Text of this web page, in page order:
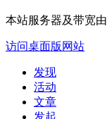
本站服务器及带宽由
访问桌面版网站
发现
活动
文章
发起